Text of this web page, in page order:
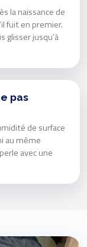
la naissance de
fuit en premier.
glisser jusqu’à
pas
de surface
au même
avec une